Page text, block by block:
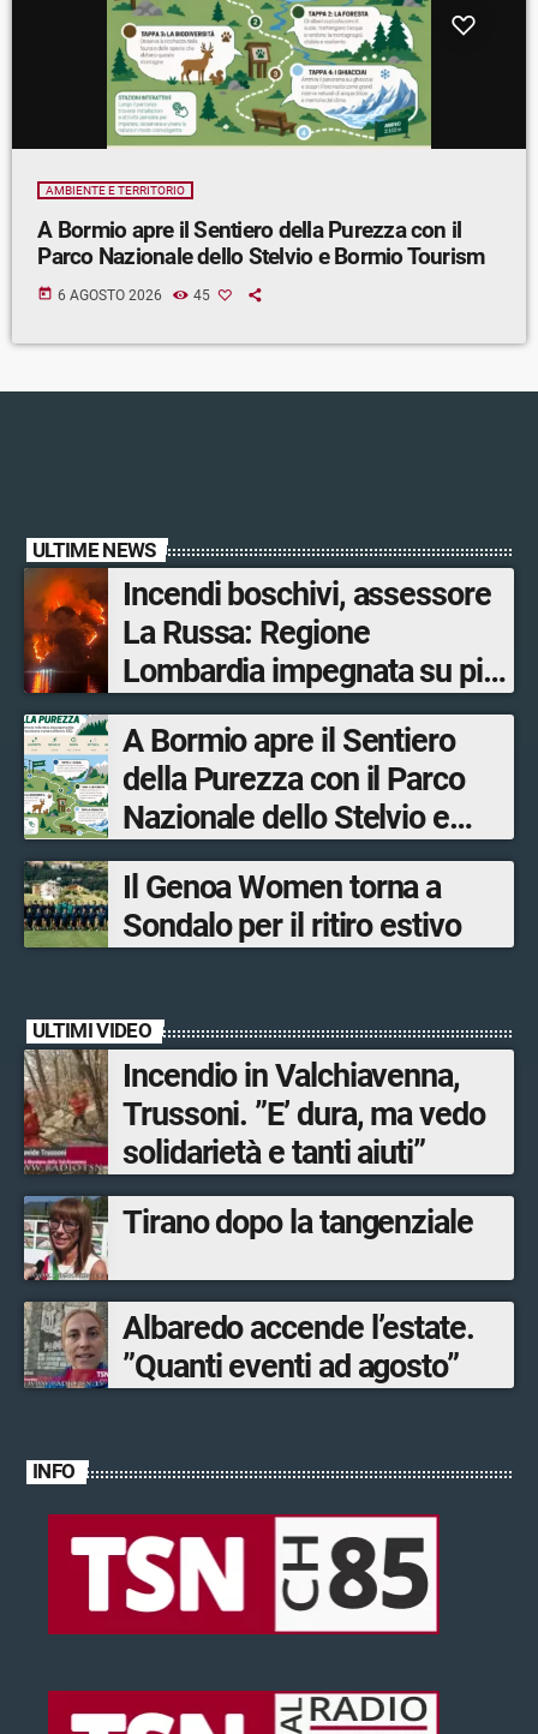
AMBIENTE E TERRITORIO
A Bormio apre il Sentiero della Purezza con il
Parco Nazionale dello Stelvio e Bormio Tourism
today 6 AGOSTO 2026 45
ULTIME NEWS
Incendi boschivi, assessore
La Russa: Regione
Lombardia impegnata su più
fronti, 48 volontari coinvolti
tra le province di Lecco,
Sondrio, Milano e Como
A Bormio apre il Sentiero
della Purezza con il Parco
Nazionale dello Stelvio e
Bormio Tourism
Il Genoa Women torna a
Sondalo per il ritiro estivo
ULTIMI VIDEO
Incendio in Valchiavenna,
Trussoni. ”E’ dura, ma vedo
solidarietà e tanti aiuti”
Tirano dopo la tangenziale
Albaredo accende l’estate.
”Quanti eventi ad agosto”
INFO